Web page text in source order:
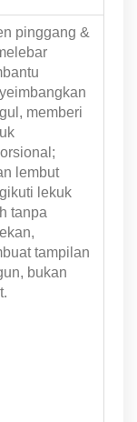
pinggang &
memberi
lembut
lekuk
tanpa
tampilan
bukan